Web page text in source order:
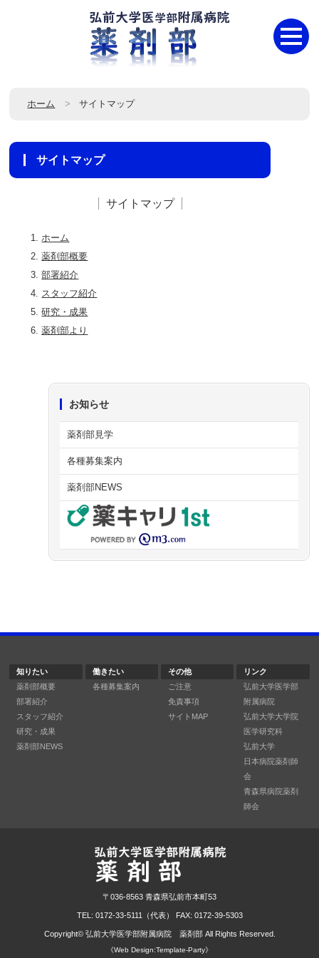
ホーム サイトマップ
サイトマップ
サイトマップ
ホーム
薬剤部概要
部署紹介
スタッフ紹介
研究・成果
薬剤部より
お知らせ
薬剤部見学
各種募集案内
薬剤部NEWS
知りたい
薬剤部概要
部署紹介
スタッフ紹介
研究・成果
薬剤部NEWS
働きたい
各種募集案内
その他
ご注意
免責事項
サイトMAP
リンク
弘前大学医学部
附属病院
弘前大学大学院
医学研究科
弘前大学
日本病院薬剤師
会
青森県病院薬剤
師会
〒036-8563 青森県弘前市本町53
TEL: 0172-33-5111（代表） FAX: 0172-39-5303
Copyright© 弘前大学医学部附属病院 薬剤部All Rights Reserved.
《Web Design:Template-Party》